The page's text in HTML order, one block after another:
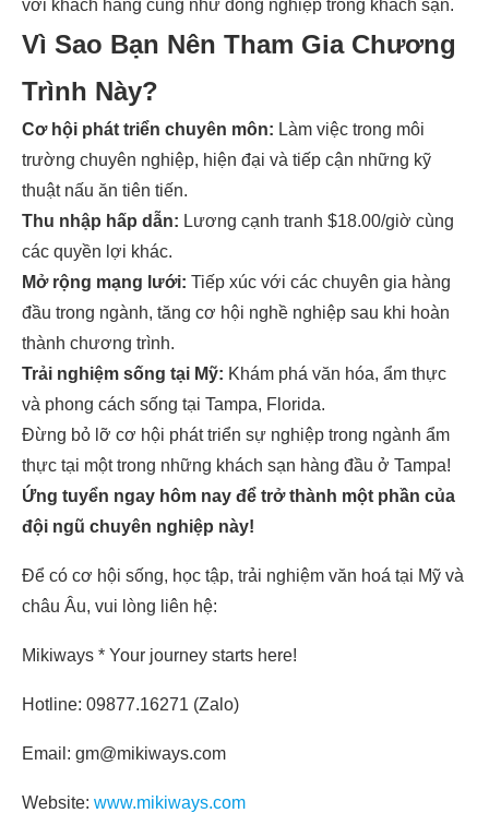
với khách hàng cũng như đồng nghiệp trong khách sạn.
Vì Sao Bạn Nên Tham Gia Chương
Trình Này?
Cơ hội phát triển chuyên môn: Làm việc trong môi
trường chuyên nghiệp, hiện đại và tiếp cận những kỹ
thuật nấu ăn tiên tiến.
Thu nhập hấp dẫn: Lương cạnh tranh $18.00/giờ cùng
các quyền lợi khác.
Mở rộng mạng lưới: Tiếp xúc với các chuyên gia hàng
đầu trong ngành, tăng cơ hội nghề nghiệp sau khi hoàn
thành chương trình.
Trải nghiệm sống tại Mỹ: Khám phá văn hóa, ẩm thực
và phong cách sống tại Tampa, Florida.
Đừng bỏ lỡ cơ hội phát triển sự nghiệp trong ngành ẩm
thực tại một trong những khách sạn hàng đầu ở Tampa!
Ứng tuyển ngay hôm nay để trở thành một phần của
đội ngũ chuyên nghiệp này!
Để có cơ hội sống, học tập, trải nghiệm văn hoá tại Mỹ và
châu Âu, vui lòng liên hệ:
Mikiways * Your journey starts here!
Hotline: 09877.16271 (Zalo)
Email: gm@mikiways.com
Website: www.mikiways.com